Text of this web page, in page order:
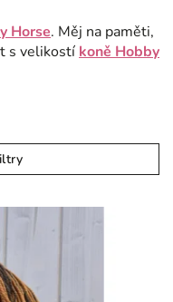
Horse. Měj na paměti,
s velikostí koně Hobby